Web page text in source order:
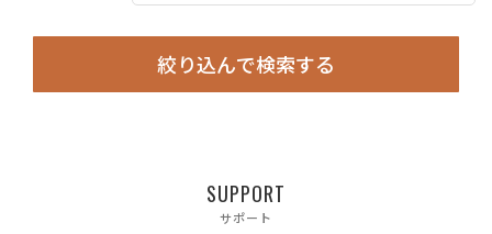
絞り込んで検索する
SUPPORT
サポート